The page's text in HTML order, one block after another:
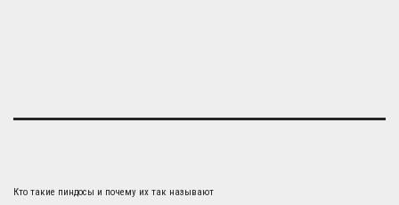
Кто такие пиндосы и почему их так называют